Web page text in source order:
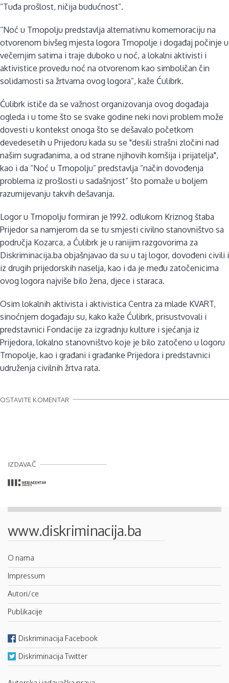
“Tuđa prošlost, ničija budućnost”.
“Noć u Trnopolju predstavlja alternativnu komemoraciju na
otvorenom bivšeg mjesta logora Trnopolje i događaj počinje u
večernjim satima i traje duboko u noć, a lokalni aktivisti i
aktivistice provedu noć na otvorenom kao simboličan čin
solidarnosti sa žrtvama ovog logora”, kaže Ćulibrk.
Ćulibrk ističe da se važnost organizovanja ovog događaja
ogleda i u tome što se svake godine neki novi problem može
dovesti u kontekst onoga što se dešavalo početkom
devedesetih u Prijedoru kada su se "desili strašni zločini nad
našim sugrađanima, a od strane njihovih komšija i prijatelja",
kao i da “Noć u Trnopolju” predstavlja “način dovođenja
problema iz prošlosti u sadašnjost” što pomaže u boljem
razumijevanju takvih dešavanja.
Logor u Trnopolju formiran je 1992. odlukom Kriznog štaba
Prijedor sa namjerom da se tu smjesti civilno stanovništvo sa
područja Kozarca, a Ćulibrk je u ranijim razgovorima za
Diskriminacija.ba objašnjavao da su u taj logor, dovođeni civili i
iz drugih prijedorskih naselja, kao i da je među zatočenicima
ovog logora najviše bilo žena, djece i staraca.
Osim lokalnih aktivista i aktivistica Centra za mlade KVART,
sinoćnjem događaju su, kako kaže Ćulibrk, prisustvovali i
predstavnici Fondacije za izgradnju kulture i sjećanja iz
Prijedora, lokalno stanovništvo koje je bilo zatočeno u logoru
Trnopolje, kao i građani i građanke Prijedora i predstavnici
udruženja civilnih žrtva rata.
OSTAVITE KOMENTAR
IZDAVAČ
www.diskriminacija.ba
O nama
Impressum
Autori/ce
Publikacije
Diskriminacija Facebook
Diskriminacija Twitter